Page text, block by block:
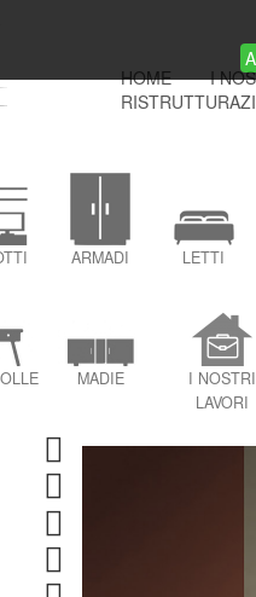
HOME I
ARMADI LETTI
MADIE
I NOSTRI
LAVORI